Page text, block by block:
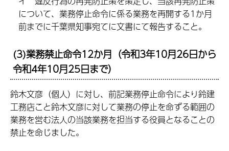
について、業務停止命令に係る業務を再開する1か月
前までに千葉県知事宛てに文書にて報告すること。
(3)業務禁止命令12か月（令和3年10月26日から
令和4年10月25日まで）
鈴木文彦（個人）に対し、前記業務停止命令により鈴建
工務店こと鈴木文彦に対して業務の停止を命ずる範囲の
業務を営む法人の当該業務を担当する役員となることの
禁止を命じました。